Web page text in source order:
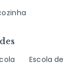
Escola